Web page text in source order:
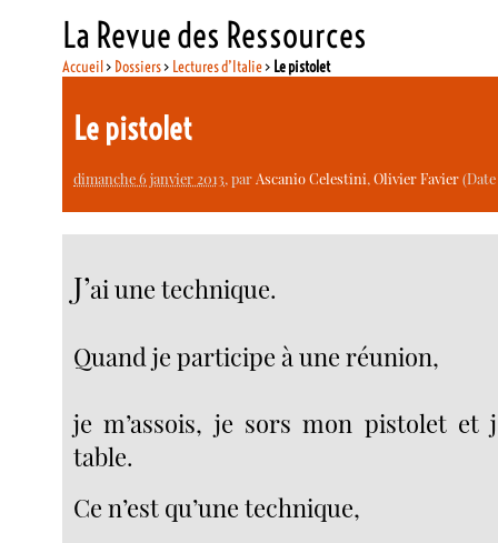
La Revue des Ressources
Accueil> Dossiers> Lectures d’Italie> Le pistolet
Le pistolet
dimanche 6 janvier 2013, parAscanio Celestini,Olivier Favier
J’ai une technique.
Quand je participe à une réunion,
je m’assois, je sors mon pistolet et
table.
Ce n’est qu’une technique,